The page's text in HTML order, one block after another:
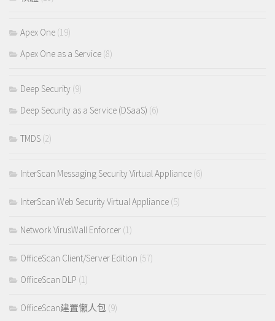
Apex One (19)
Apex One as a Service (8)
Deep Security (9)
Deep Security as a Service (DSaaS) (6)
TMDS (2)
InterScan Messaging Security Virtual Appliance (6)
InterScan Web Security Virtual Appliance (5)
Network VirusWall Enforcer (1)
OfficeScan Client/Server Edition (57)
OfficeScan DLP (1)
OfficeScan建置懶人包 (9)